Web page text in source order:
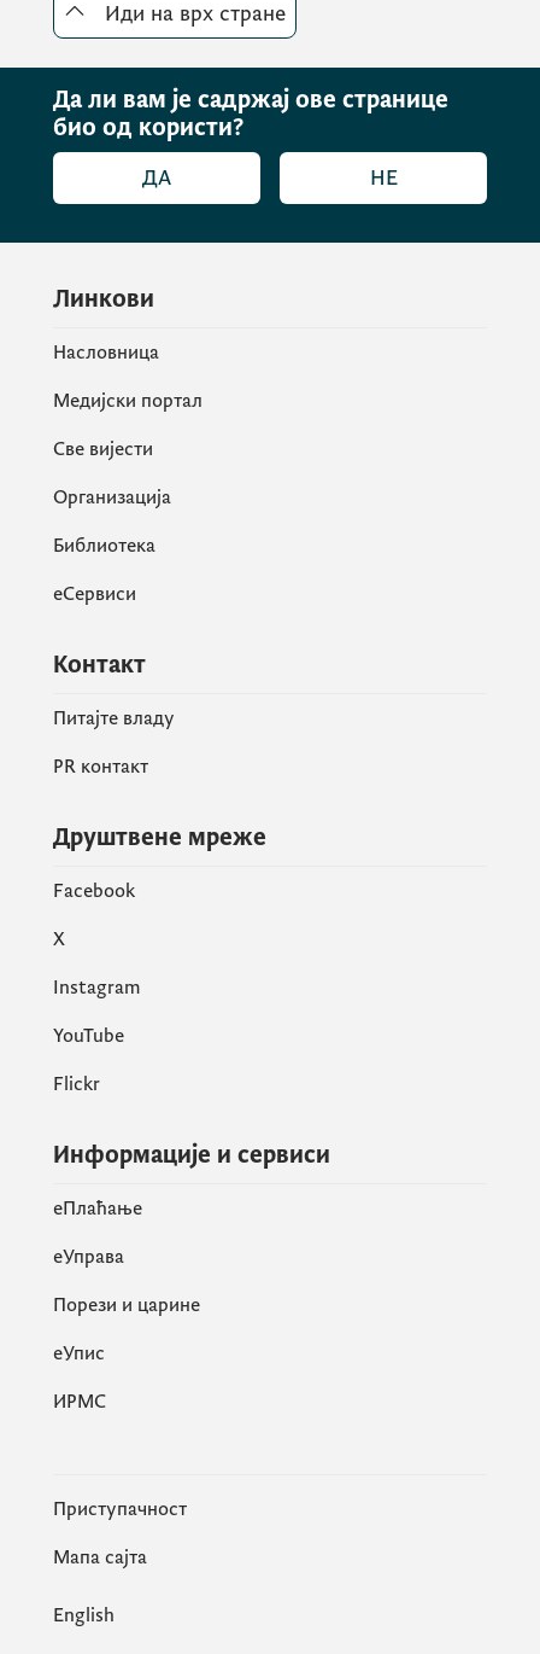
Иди на врх стране
Да ли вам је садржај ове странице
био од користи?
ДА НЕ
Линкови
Насловница
Медијски портал
Све вијести
Организација
Библиотека
еСервиси
Контакт
Питајте владу
PR контакт
Друштвене мреже
Facebook
X
Instagram
YouTube
Flickr
Информације и сервиси
eПлаћање
еУправа
Порези и царине
eУпис
ИРМС
Приступачност
Мапа сајта
English